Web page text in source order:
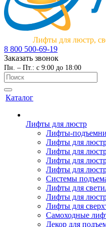
Лифты для люстр,
8 800 500-69-19
Заказать звонок
Пн. – Пт.: с 9:00 до 18:00
Каталог
Лифты для люстр
Лифты-
Лифты для
Лифты для
Лифты для
Лифты для
Системы
Лифты для
Лифты для
Лифты для
Самоходные
Декор для